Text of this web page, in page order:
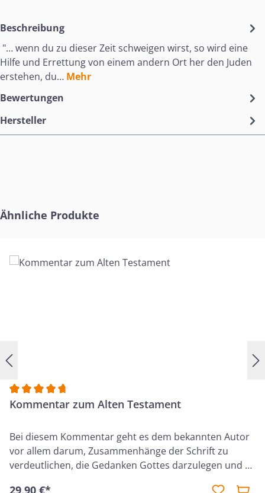
Beschreibung
"… wenn du zu dieser Zeit schweigen wirst, so wird eine
Hilfe und Errettung von einem andern Ort her den Juden
erstehen, du… Mehr
Bewertungen
Hersteller
Produktgalerie überspringen
Ähnliche Produkte
Durchschnittliche Bewertung von 4.83 von 5 Sternen
Kommentar zum Alten Testament
Bei diesem Kommentar geht es dem bekannten Autor
vor allem darum, Zusammenhänge der Schrift zu
verdeutlichen, die Gedanken Gottes darzulegen und so